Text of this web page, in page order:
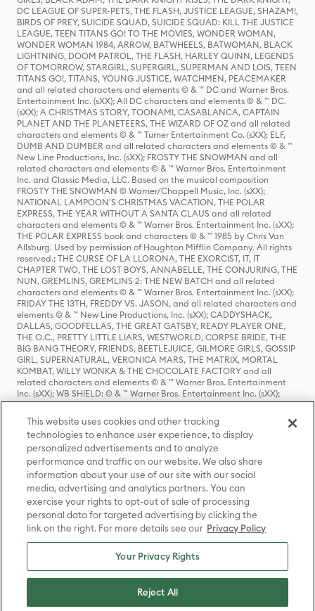
DC LEAGUE OF SUPER-PETS, THE FLASH, JUSTICE LEAGUE, SHAZAM!,
BIRDS OF PREY, SUICIDE SQUAD, SUICIDE SQUAD: KILL THE JUSTICE
LEAGUE, TEEN TITANS GO! TO THE MOVIES, WONDER WOMAN,
WONDER WOMAN 1984, ARROW, BATWHEELS, BATWOMAN, BLACK
LIGHTNING, DOOM PATROL, THE FLASH, HARLEY QUINN, LEGENDS
OF TOMORROW, STARGIRL, SUPERGIRL, SUPERMAN AND LOIS, TEEN
TITANS GO!, TITANS, YOUNG JUSTICE, WATCHMEN, PEACEMAKER
and all related characters and elements © & ™ DC and Warner Bros.
Entertainment Inc. (sXX); All DC characters and elements © & ™ DC.
(sXX); A CHRISTMAS STORY, TOONAMI, CASABLANCA, CAPTAIN
PLANET AND THE PLANETEERS, THE WIZARD OF OZ and all related
characters and elements © & ™ Turner Entertainment Co. (sXX); ELF,
DUMB AND DUMBER and all related characters and elements © & ™
New Line Productions, Inc. (sXX); FROSTY THE SNOWMAN and all
related characters and elements © & ™ Warner Bros. Entertainment
Inc. and Classic Media, LLC. Based on the musical composition
FROSTY THE SNOWMAN © Warner/Chappell Music, Inc. (sXX);
NATIONAL LAMPOON'S CHRISTMAS VACATION, THE POLAR
EXPRESS, THE YEAR WITHOUT A SANTA CLAUS and all related
characters and elements © & ™ Warner Bros. Entertainment Inc. (sXX);
THE POLAR EXPRESS book and characters © & ™ 1985 by Chris Van
Allsburg. Used by permission of Houghton Mifflin Company. All rights
reserved.; THE CURSE OF LA LLORONA, THE EXORCIST, IT, IT
CHAPTER TWO, THE LOST BOYS, ANNABELLE, THE CONJURING, THE
NUN, GREMLINS, GREMLINS 2: THE NEW BATCH and all related
characters and elements © & ™ Warner Bros. Entertainment Inc. (sXX);
FRIDAY THE 13TH, FREDDY VS. JASON, and all related characters and
elements © & ™ New Line Productions, Inc. (sXX); CADDYSHACK,
DALLAS, GOODFELLAS, THE GREAT GATSBY, READY PLAYER ONE,
THE O.C., PRETTY LITTLE LIARS, WESTWORLD, CORPSE BRIDE, THE
BIG BANG THEORY, FRIENDS, BEETLEJUICE, GILMORE GIRLS, GOSSIP
GIRL, SUPERNATURAL, VERONICA MARS, THE MATRIX, MORTAL
KOMBAT, WILLY WONKA & THE CHOCOLATE FACTORY and all
related characters and elements © & ™ Warner Bros. Entertainment
Inc. (sXX); WB SHIELD: © & ™ Warner Bros. Entertainment Inc. (sXX);
HOUSE OF THE DRAGON, GAME OF THRONES, and all related
characters and elements © & ™ Home Box Office, Inc. (sXX); CHILLING
ADVENTURES OF SABRINA, RIVERDALE © & ™ Warner Bros.
Entertainment Inc. Archie Comics and all related characters and
elements © & ™ Archie Comic Publications, Inc. Used with permission.
(sXX); SEINFELD and all related characters and elements © & ™ Castle
Rock Entertainment. (sXX); TED LASSO © & ™ Warner Bros.
Entertainment Inc. & Universal Television LLC (sXX); THE HOBBIT: AN
UNEXPECTED JOURNEY, THE HOBBIT: THE DESOLATION OF SMAUG,
THE HOBBIT: THE BATTLE OF THE FIVE ARMIES, THE LORD OF THE
RINGS: THE FELLOWSHIP OF THE RING, THE LORD OF THE RINGS: THE
TWO TOWERS, THE LORD OF THE RINGS: THE RETURN OF THE KING
and the names of the characters, items, events and places therein are
TM of The Saul Zaentz Company d/b/a Middle-earth Enterprises
under license to New Line Productions, Inc. (sXX), © Warner Bros.
Entertainment Inc. All rights reserved; WHERE THE WILD THINGS ARE
Entertainment Inc. (sXX); WIZARDING WORLD and all related
trademarks, characters, names, and indicia are © & ™ Warner Bros.
This website uses cookies and other tracking
technologies to enhance user experience, to display
personalized advertisements and to analyze
performance and traffic on our website. We also share
information about your use of our site with our social
media, advertising and analytics partners. You can
exercise your rights to opt-out of sale of processing
personal data for targeted advertising by clicking the
link on the right. For more details see our Privacy Policy
Your Privacy Rights
Reject All